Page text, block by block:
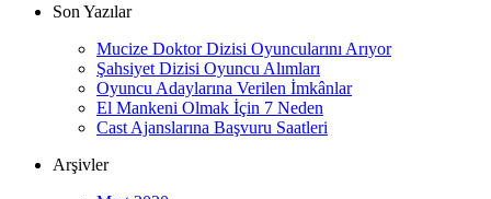
Son Yazılar
Mucize Doktor Dizisi Oyuncularını Arıyor
Şahsiyet Dizisi Oyuncu Alımları
Oyuncu Adaylarına Verilen İmkânlar
El Mankeni Olmak İçin 7 Neden
Cast Ajanslarına Başvuru Saatleri
Arşivler